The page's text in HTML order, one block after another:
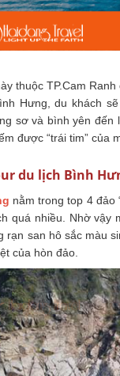
thuộc TP.Cam
Hưng, du khách
sơ và bình yên đến
được “trái tim” của
du lịch Bình
nằm trong top 4
quá nhiều. Nhờ
rạn san hô sắc màu
của hòn đảo.